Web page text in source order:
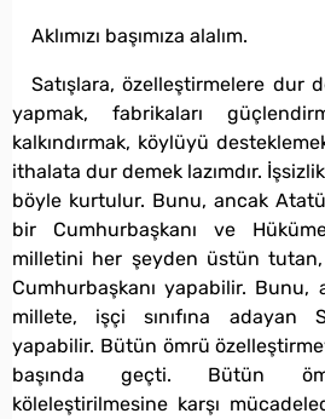
Aklımızı başımıza alalım.
Satışlara, özelleştirmelere dur
yapmak, fabrikaları
kalkındırmak, köylüyü
ithalata dur demek lazımdır.
böyle kurtulur. Bunu, ancak
bir Cumhurbaşkanı ve
milletini her şeyden üstün
Cumhurbaşkanı yapabilir. Bunu,
millete, işçi sınıfına adayan
yapabilir. Bütün ömrü
başında geçti. Bütün
köleleştirilmesine karşı